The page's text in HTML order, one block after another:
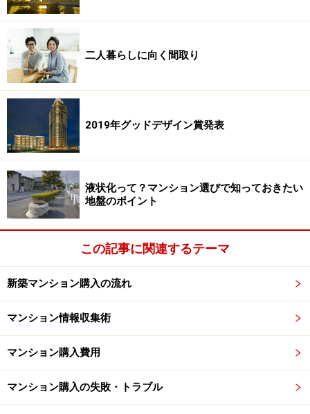
＜争点の整理＞
分譲業者とマンション購入者間の駐車場専用使用権
分譲契約は無効か？
管理組合は分譲業者に対して専用使用権分譲の対価
の返還・引渡し請求ができるか？
次ページで、判決結果をご紹介いたします。
※記事内容は執筆時点のものです。最新の内容をご確認くださ
い。
1/2 次のページへ
二人暮らしに向く間取り
2019年グッドデザイン賞発表
液状化って？マンション選びで知っておきたい
地盤のポイント
この記事に関連するテーマ
新築マンション購入の流れ
マンション情報収集術
マンション購入費用
マンション購入の失敗・トラブル